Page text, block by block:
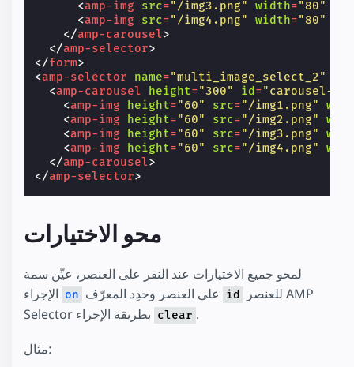
<amp-img src="/img3.png" width="80"
<amp-img src="/img4.png" width="80"
</amp-carousel>
</amp-selector>
</form>
<amp-selector name="multi_image_select_2"
<amp-carousel height="300" id ="carousel-1"
<amp-img height="60" src="/img1.png"
<amp-img height="60" src="/img2.png"
<amp-img height="60" src="/img3.png"
<amp-img height="60" src="/img4.png"
</amp-carousel>
</amp-selector>
محو الاختيارات
لمحو جميع الاختيارات عند النقر على العنصر، عيِّن سمة
on id
clear .
مثال: